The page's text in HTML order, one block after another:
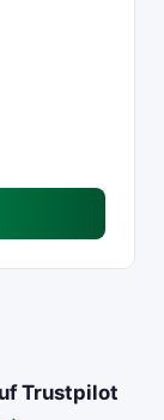
Trustpilot